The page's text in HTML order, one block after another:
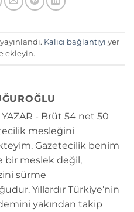
Kalıcı bağlantıyı yer
ekleyin.
YAZAR - Brüt 54 net 50
mesleğini
Gazetecilik benim
bir meslek değil,
sürme
Yıllardır Türkiye’nin
yakından takip